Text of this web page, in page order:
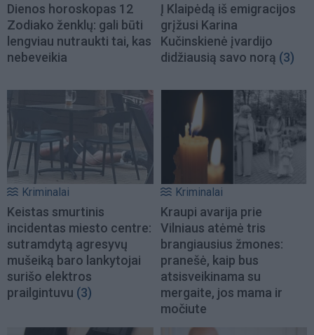
Dienos horoskopas 12
Zodiako ženklų: gali būti
lengviau nutraukti tai, kas
nebeveikia
Į Klaipėdą iš emigracijos
grįžusi Karina
Kučinskienė įvardijo
didžiausią savo norą (3)
Kriminalai
Keistas smurtinis
incidentas miesto centre:
sutramdytą agresyvų
mušeiką baro lankytojai
surišo elektros
prailgintuvu (3)
Kriminalai
Kraupi avarija prie
Vilniaus atėmė tris
brangiausius žmones:
pranešė, kaip bus
atsisveikinama su
mergaite, jos mama ir
močiute